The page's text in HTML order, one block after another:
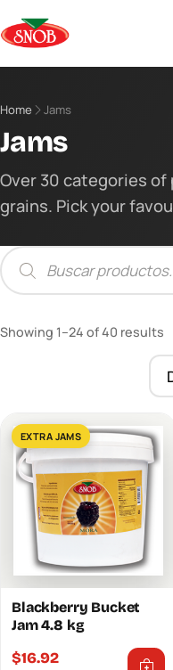
Home Jams
Jams
Over 30 categories
grains. Pick your
Products
search
Showing 1–24 of 40 results
EXTRA JAMS
Blackberry Bucket
Jam 4.8 kg
$16.92